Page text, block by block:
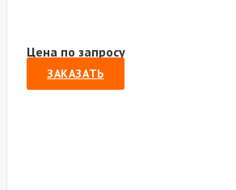
Цена по запросу
ЗАКАЗАТЬ